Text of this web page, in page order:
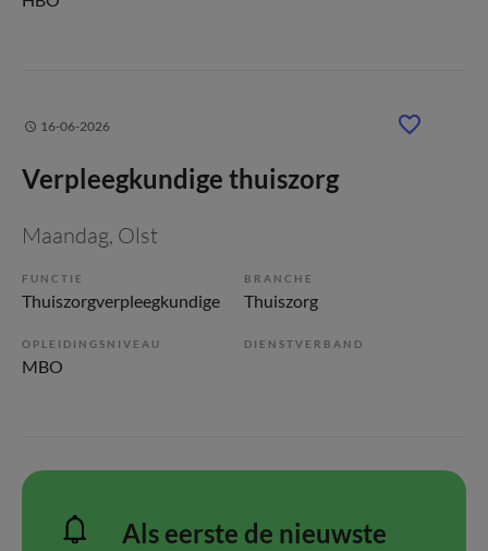
16-06-2026
Verpleegkundige thuiszorg
Maandag, Olst
FUNCTIE
Thuiszorgverpleegkundige
BRANCHE
Thuiszorg
OPLEIDINGSNIVEAU
MBO
DIENSTVERBAND
Als eerste de nieuwste